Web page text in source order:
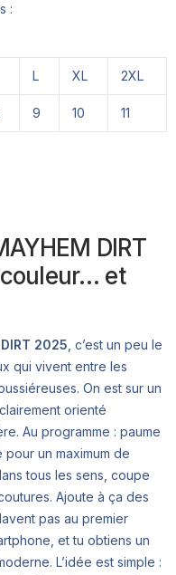
:
L XL 2XL
9 10 11
DIRT
et
2025 , c’est un peu le
qui vivent entre les
On est sur un
orienté
Au programme : paume
un maximum de
tous les sens, coupe
Ajoute à ça des
pas au premier
et tu obtiens un
L’idée est simple :